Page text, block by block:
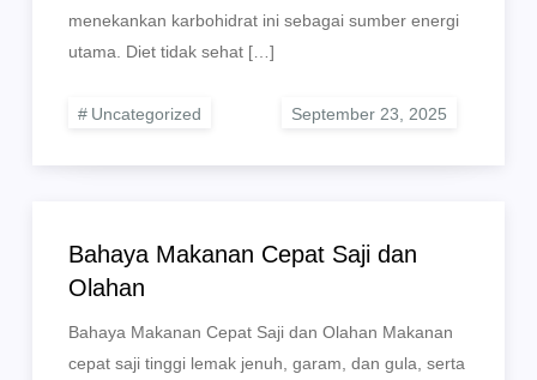
menekankan karbohidrat ini sebagai sumber energi
utama. Diet tidak sehat […]
Uncategorized
Bahaya Makanan Cepat Saji dan
Olahan
Bahaya Makanan Cepat Saji dan Olahan Makanan
cepat saji tinggi lemak jenuh, garam, dan gula, serta